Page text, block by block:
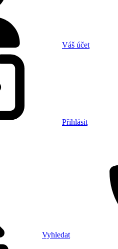
Váš účet
Přihlásit
Vyhledat